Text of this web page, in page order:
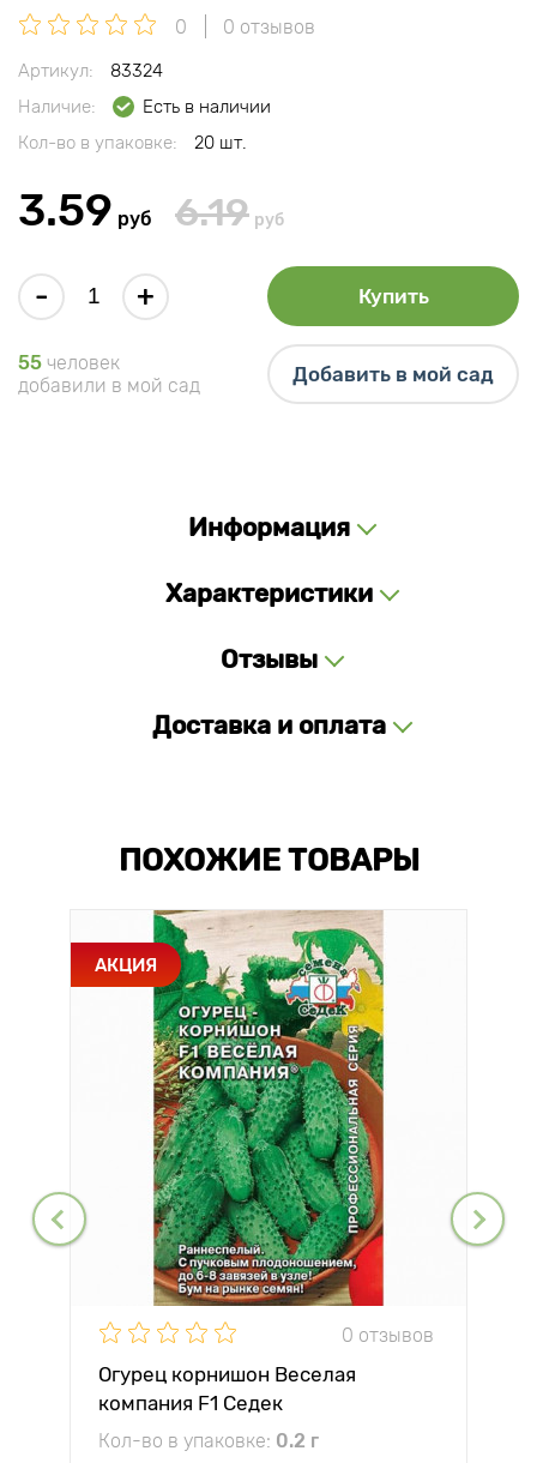
0 0 отзывов
Артикул:
83324
Наличие:
Есть в наличии
Кол-во в упаковке:
20 шт.
3.59 руб 6.19 руб
- + Купить
55 человек
добавили в мой сад
Добавить в мой сад
Информация
Характеристики
Отзывы
Доставка и оплата
ПОХОЖИЕ ТОВАРЫ
АКЦИЯ
0 отзывов
Огурец корнишон Веселая
компания F1 Седек
Кол-во в упаковке: 0.2 г